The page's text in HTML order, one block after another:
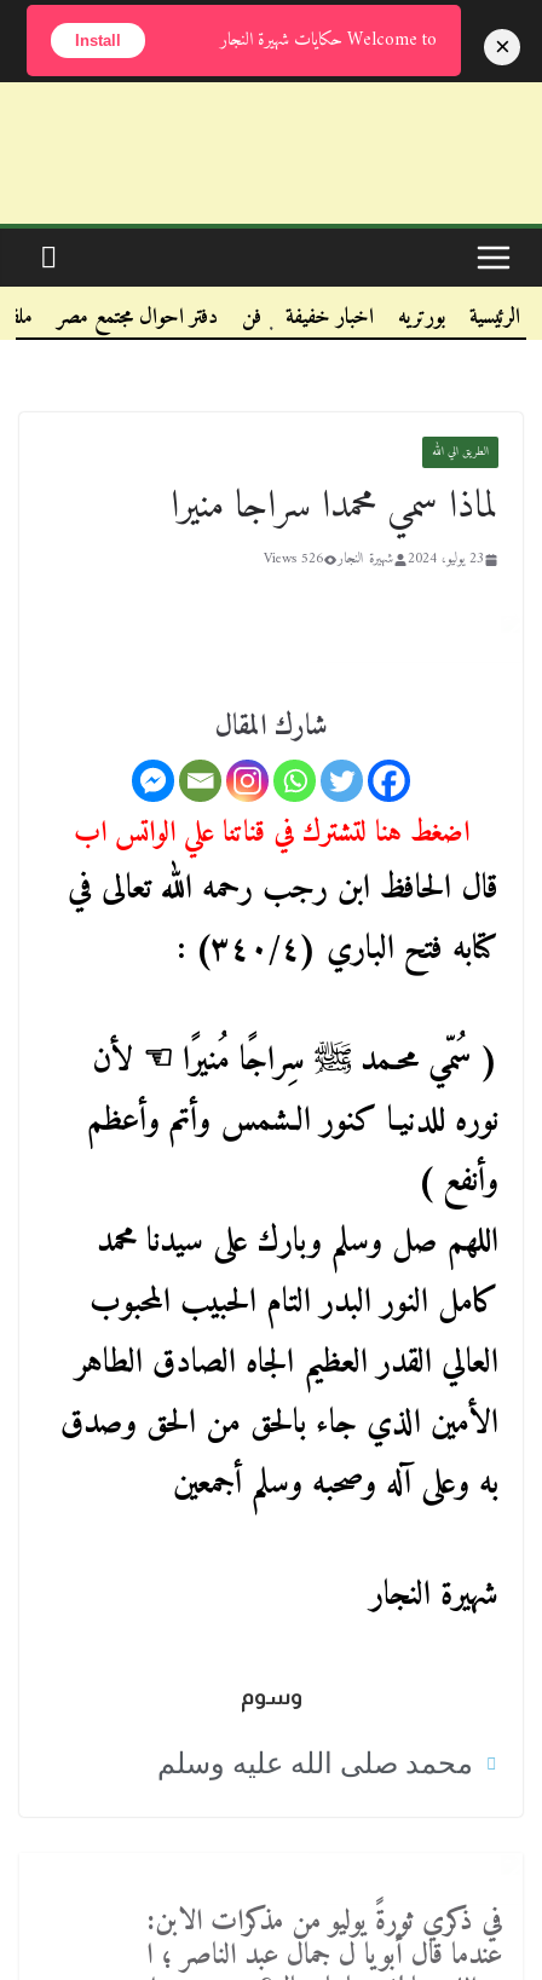
الجمعة, أغسطس 7, 2026
.
.
الرئيسية بورتريه اخبار خفيفة فن دفتر احوال مجتمع مصر
الطريق الي الله
‏لماذا سمي محمدا سراجا منيرا
23 يوليو، 2024 شهيرة النجار 526 Views
شارك المقال
اضغط هنا لتشترك في قناتنا علي الواتس اب
قال الحافظ ابن رجب رحمه الله تعالى في
كتابه فتح الباري (٣٤٠/٤) :
( سُمّي محـمد ﷺ سِراجًا مُنيرًا ☜ لأن
نوره للدنيـا كنور الـشمس وأتم وأعظم
وأنفع )
اللهم صل وسلم وبارك على سيدنا محمد
كامل النور البدر التام الحبيب المحبوب
العالي القدر العظيم الجاه الصادق الطاهر
الأمين الذي جاء بالحق من الحق وصدق
به وعلى آله وصحبه وسلم أجمعين
شهيرة النجار
وسوم
محمد صلى الله عليه وسلم
في ذكري ثورةً يوليو من مذكرات الابن:
عندما قال أبويا ل جمال عبد الناصر ؛ ا
Welcome to حكايات شهيرة النجار Install ×